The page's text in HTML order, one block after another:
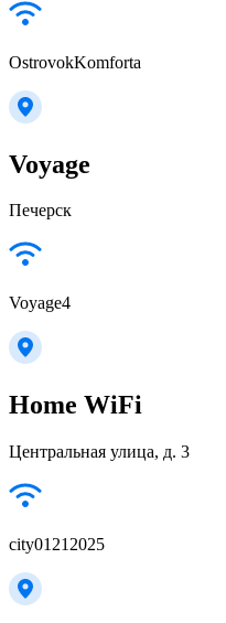
OstrovokKomforta
Voyage
Печерск
Voyage4
Home WiFi
Центральная улица, д. 3
city01212025